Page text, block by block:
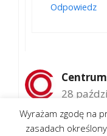
Odpowiedz
28
Wyrażam zgodę na
zasadach